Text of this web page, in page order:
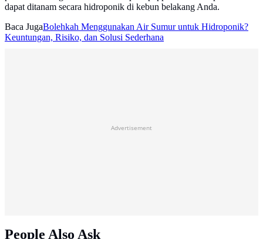
dapat ditanam secara hidroponik di kebun belakang Anda.
Baca JugaBolehkah Menggunakan Air Sumur untuk Hidroponik?
Keuntungan, Risiko, dan Solusi Sederhana
Advertisement
People Also Ask